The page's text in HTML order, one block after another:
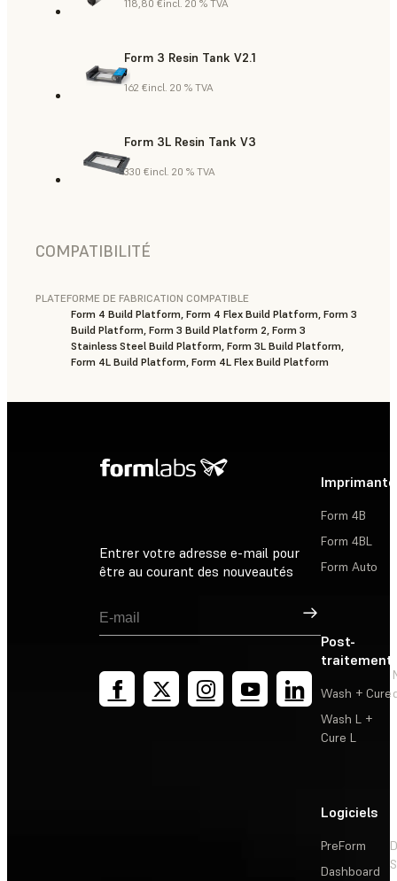
118,80 €incl. 20 % TVA
Form 3 Resin Tank V2.1
162 €incl. 20 % TVA
Form 3L Resin Tank V3
330 €incl. 20 % TVA
COMPATIBILITÉ
PLATEFORME DE FABRICATION COMPATIBLE
Form 4 Build Platform, Form 4 Flex Build Platform, Form 3
Build Platform, Form 3 Build Platform 2, Form 3
Stainless Steel Build Platform, Form 3L Build Platform,
Form 4L Build Platform, Form 4L Flex Build Platform
Entrer votre adresse e-mail pour
être au courant des nouveautés
Inscription
Form 4B
Form 4BL
Form Auto
Post-
traitement
Wash + Cure
Wash L +
Cure L
Logiciels
PreForm
Dashboard